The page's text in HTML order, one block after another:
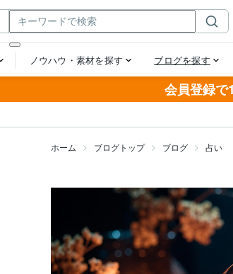
会員登録で
ホーム ブログトップ ブログ 占い